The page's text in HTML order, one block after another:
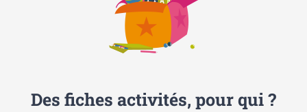
Des fiches activités, pour qui ?